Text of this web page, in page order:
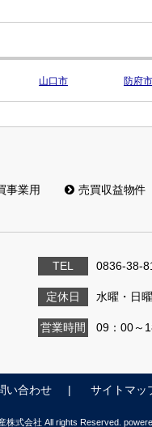
山口市 防府市
事業用 売買収益物件
TEL 0836-38-
定休日 水曜・日
営業時間 09：00～
い合わせ サイトマッ
株式会社 All rights Reserved.